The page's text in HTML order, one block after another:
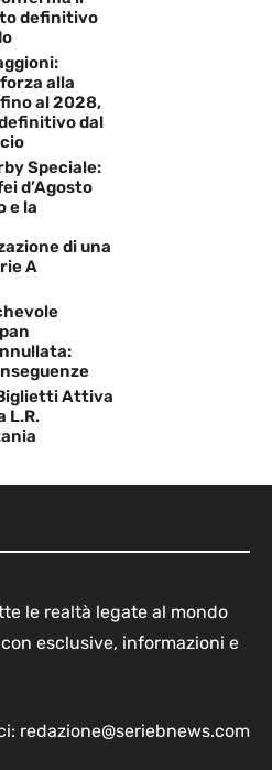
definitivo
alla
al 2028,
dal
Speciale:
d’Agosto
e la
di una
A
Attiva
L.R.
le realtà legate al mondo
esclusive, informazioni e
redazione@seriebnews.com